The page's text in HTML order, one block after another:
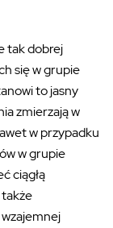
tak dobrej
się w grupie
to jasny
zmierzają w
w przypadku
w grupie
ciągłą
także